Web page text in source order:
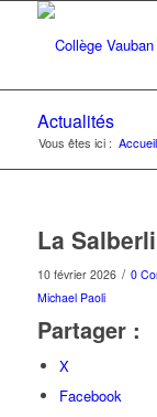
Actualités
Vous êtes ici : Accueil
La
10 février 2026 / 0
Michael Paoli
Partager :
X
Facebook